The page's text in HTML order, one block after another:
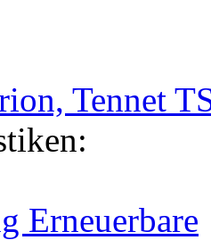
Tennet
Erneuerbare